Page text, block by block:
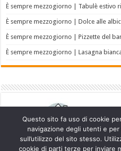
È sempre mezzogiorno | Tabulè estivo
È sempre mezzogiorno | Dolce alle
È sempre mezzogiorno | Pizzette del
È sempre mezzogiorno | Lasagna
Questo sito fa uso di cookie
navigazione degli utenti e
sull’utilizzo del sito stesso.
cookie di parti terze per inviare